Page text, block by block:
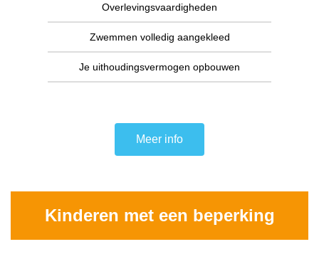
Overlevingsvaardigheden
Zwemmen volledig aangekleed
Je uithoudingsvermogen opbouwen
Meer info
Kinderen met een beperking